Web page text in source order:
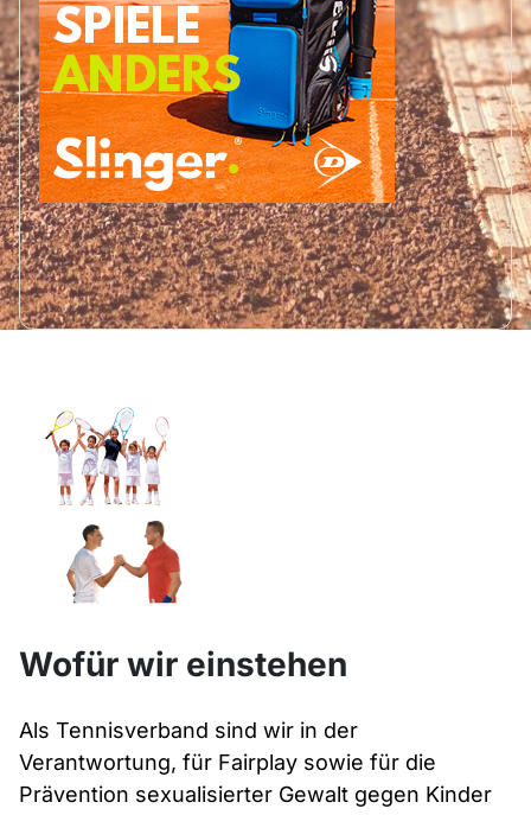
Wofür wir einstehen
Als Tennisverband sind wir in der
Verantwortung, für Fairplay sowie für die
Prävention sexualisierter Gewalt gegen Kinder